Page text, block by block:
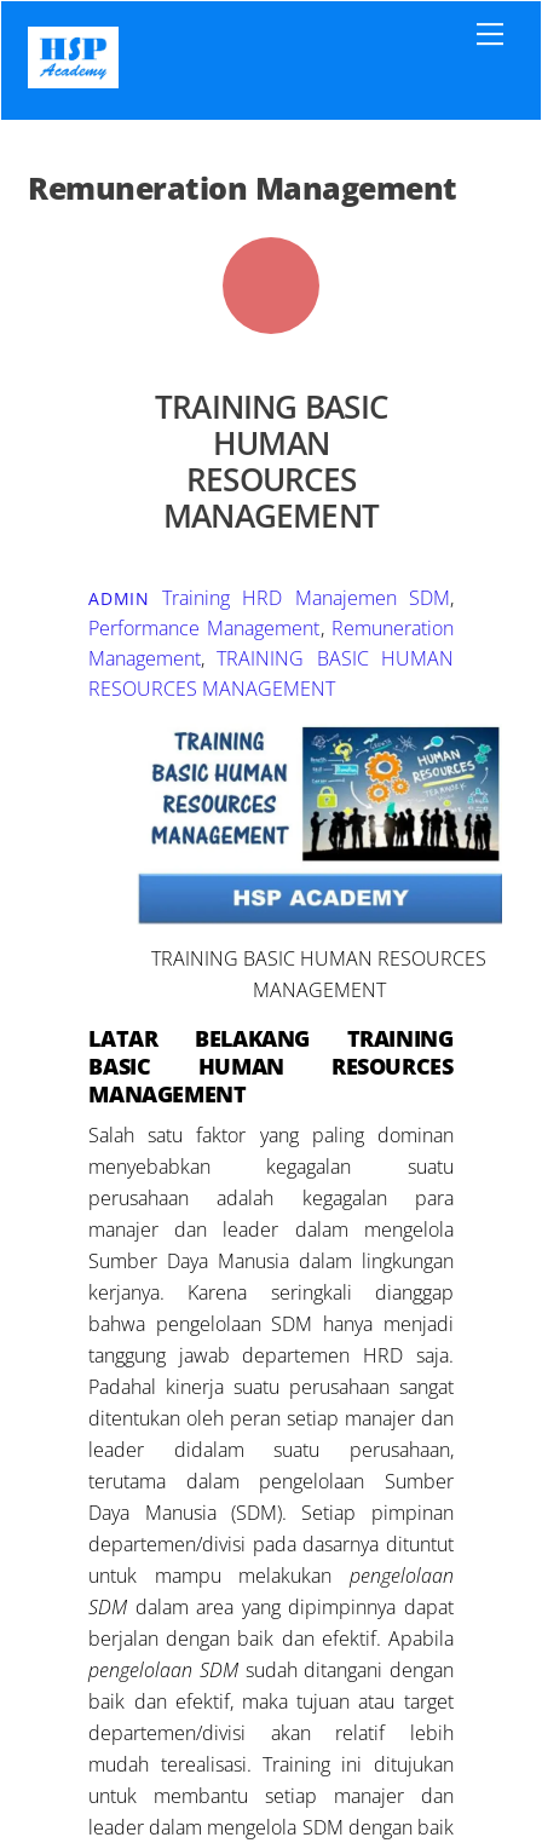
content
Remuneration Management
TRAINING BASIC
HUMAN
RESOURCES
MANAGEMENT
ADMIN Training HRD Manajemen SDM,
Performance Management, Remuneration
Management,TRAINING BASIC HUMAN
RESOURCES MANAGEMENT
TRAINING BASIC HUMAN RESOURCES
MANAGEMENT
LATAR BELAKANG
TRAINING
BASIC HUMAN RESOURCES
MANAGEMENT
Salah satu faktor yang paling dominan
menyebabkan kegagalan suatu
perusahaan adalah kegagalan para
manajer dan leader dalam mengelola
Sumber Daya Manusia dalam lingkungan
kerjanya. Karena seringkali dianggap
bahwa pengelolaan SDM hanya menjadi
tanggung jawab departemen HRD saja.
Padahal kinerja suatu perusahaan sangat
ditentukan oleh peran setiap manajer dan
leader didalam suatu perusahaan,
terutama dalam pengelolaan Sumber
Daya Manusia (SDM). Setiap pimpinan
departemen/divisi pada dasarnya dituntut
untuk mampu melakukan pengelolaan
SDM dalam area yang dipimpinnya dapat
berjalan dengan baik dan efektif. Apabila
pengelolaan SDMsudah ditangani dengan
baik dan efektif, maka tujuan atau target
departemen/divisi akan relatif lebih
mudah terealisasi. Training ini ditujukan
untuk membantu setiap manajer dan
leader dalam mengelola SDM dengan baik